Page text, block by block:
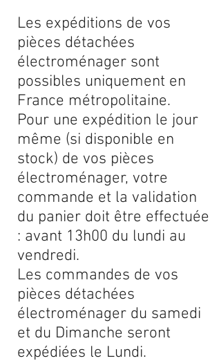
Les expéditions de vos
pièces détachées
électroménager sont
possibles uniquement en
France métropolitaine.
Pour une expédition le jour
même (si disponible en
stock) de vos pièces
électroménager, votre
commande et la validation
du panier doit être effectuée
: avant 13h00 du lundi au
vendredi.
Les commandes de vos
pièces détachées
électroménager du samedi
et du Dimanche seront
expédiées le Lundi.